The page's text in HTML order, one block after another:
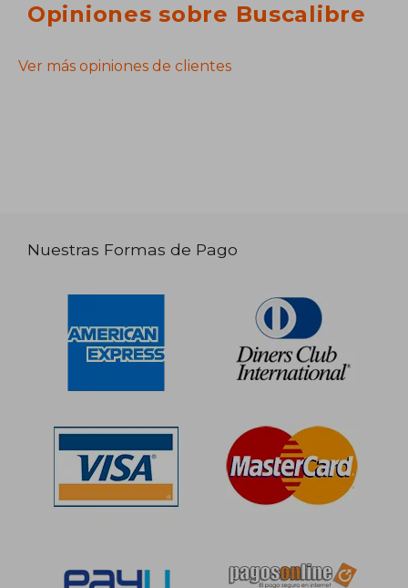
Opiniones sobre Buscalibre
Ver más opiniones de clientes
Nuestras Formas de Pago